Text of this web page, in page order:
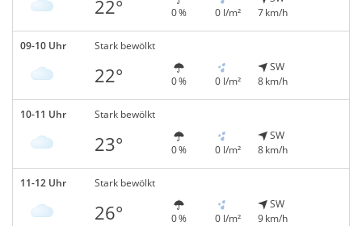
22° 0 % 0 l/m²
7 km/h
09-10 Uhr Stark bewölkt
22° 0 % 0 l/m²
SW
8 km/h
10-11 Uhr Stark bewölkt
23° 0 % 0 l/m²
SW
8 km/h
11-12 Uhr Stark bewölkt
26° 0 % 0 l/m²
SW
9 km/h